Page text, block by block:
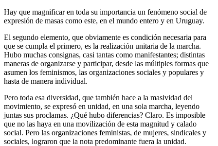
Hay que magnificar en toda su importancia un fenómeno social de
expresión de masas como este, en el mundo entero y en Uruguay.
El segundo elemento, que obviamente es condición necesaria para
que se cumpla el primero, es la realización unitaria de la marcha.
Hubo muchas consignas, casi tantas como manifestantes; distintas
maneras de organizarse y participar, desde las múltiples formas que
asumen los feminismos, las organizaciones sociales y populares y
hasta de manera individual.
Pero toda esa diversidad, que también hace a la masividad del
movimiento, se expresó en unidad, en una sola marcha, leyendo
juntas sus proclamas. ¿Qué hubo diferencias? Claro. Es imposible
que no las haya en una movilización de esta magnitud y calado
social. Pero las organizaciones feministas, de mujeres, sindicales y
sociales, lograron que la nota predominante fuera la unidad.